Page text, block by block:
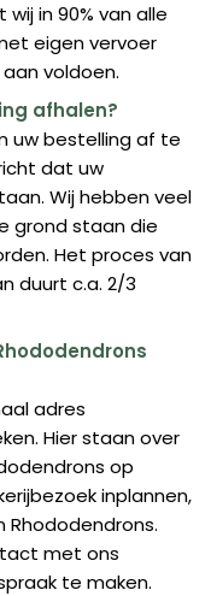
in 90% van alle
eigen vervoer
voldoen.
afhalen?
uw bestelling af te
dat uw
Wij hebben veel
grond staan die
Het proces van
duurt c.a. 2/3
adres
Hier staan over
op
inplannen,
met ons
te maken.